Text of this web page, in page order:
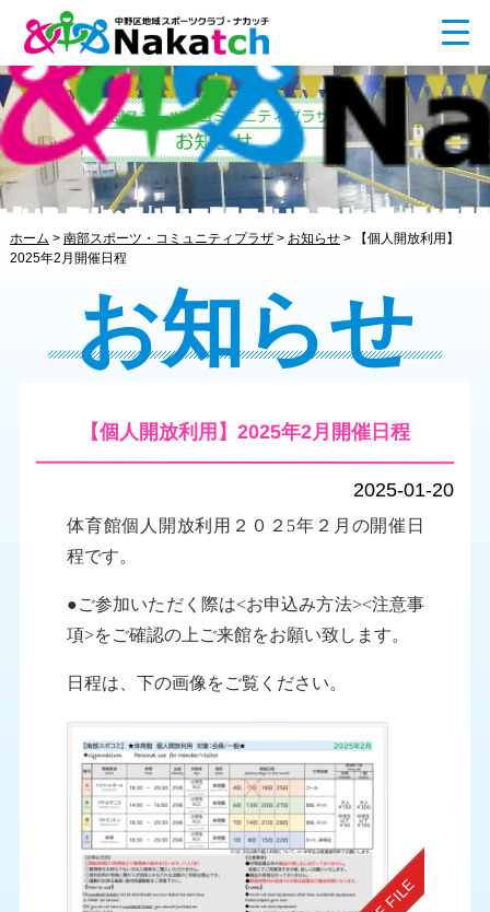
ホーム > 南部スポーツ・コミュニティプラザ> お知らせ>
【個人開放利用】
2025年2月開催日程
お知らせ
【個人開放利用】2025年2月開催日程
2025-01-20
体育館個人開放利用２０２5年２月の開催日
程です。
●ご参加いただく際は<お申込み方法><注意事
項>をご確認の上ご来館をお願い致します。
日程は、下の画像をご覧ください。